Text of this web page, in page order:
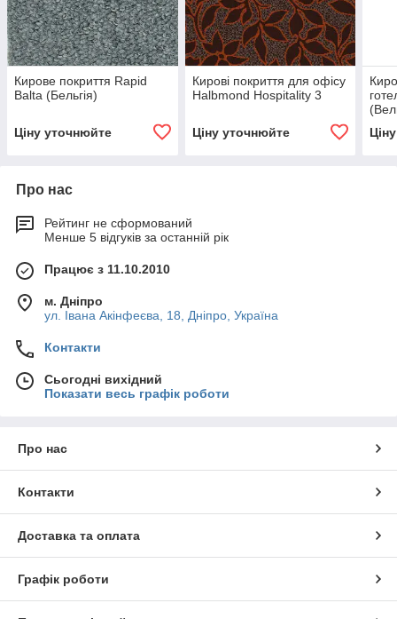
Кирове покриття Rapid
Balta (Бельгія)
Ціну уточнюйте
Кирові покриття для офісу
Halbmond Hospitality 3
Ціну уточнюйте
Про нас
Рейтинг не сформований
Менше 5 відгуків за останній рік
Працює з 11.10.2010
м. Дніпро
ул. Івана Акінфеєва, 18, Дніпро, Україна
Контакти
Сьогодні вихідний
Показати весь графік роботи
Про нас
Контакти
Доставка та оплата
Графік роботи